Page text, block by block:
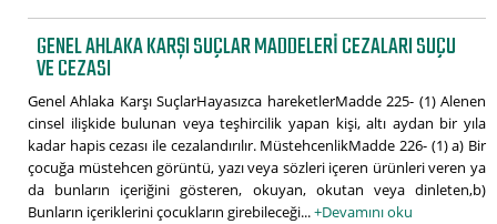
GENEL AHLAKA KARŞI SUÇLAR MADDELERI CEZALARI SUÇU
VE CEZASI
Genel Ahlaka Karşı SuçlarHayasızca hareketlerMadde 225- (1) Alenen
cinsel ilişkide bulunan veya teşhircilik yapan kişi, altı aydan bir yıla
kadar hapis cezası ile cezalandırılır. MüstehcenlikMadde 226- (1) a) Bir
çocuğa müstehcen görüntü, yazı veya sözleri içeren ürünleri veren ya
da bunların içeriğini gösteren, okuyan, okutan veya dinleten,b)
Bunların içeriklerini çocukların girebileceği...+Devamını oku